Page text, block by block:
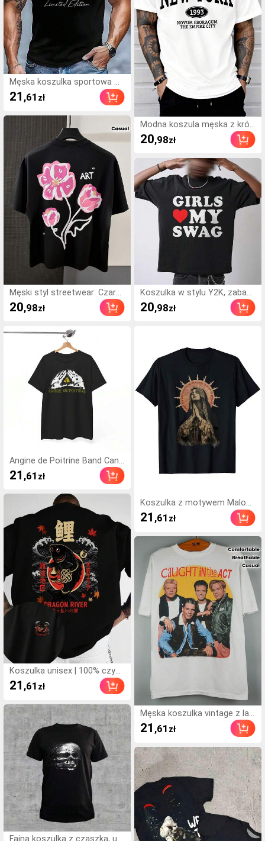
Męska koszulka sportowa w
stylu casual, limitowana edyc
ja vintage z 1976 roku – z kla
ykonanym techniką termotra
nsferu, idealna na letnie codz
ienne stylizacje, ekskluzywna
na tematyczne wydarzenia, p
rzedmiot kolekcjonerski, 10
0% bawełna.
21 ,61 zł
Męski styl streetwear: Czarn
a krótki T-shirt z kwiatowym
nadrukiem z pianki. Nadaje si
zyczne na świeżym powietrz
u, odzież rekreacyjną, spotka
nia z przyjaciółmi jako prezen
20,98zł
Angine de Poitrine Band Cana
da Quebec Duo Sherpa Mantr
a Rock Experimental Shirtsof
idealne na prezent, wysyłka z
lokalnego magazynu.
21 ,61 zł
Koszulka unisex | 100% czyst
a bawełna | Krótkie rękawy dl
a mężczyzn i kobiet | Koszulk
nna, letnia, jesienna i zimowa
| Na górze | Drukowany wzór |
Prezenty świąteczne, artykuł
y promocyjne | Styl uliczny, lu
źny krój, odzież męska, styl a
nioła, styl renesansowy, nadr
uk z przodu, męska koszulka
z krótkim rękawem, styl Y2K,
męska luźna koszula, rozmia
ry S-3XL, letnie topy, 100% ba
wełna. Koszulki męskie i dam
skie, letnia, uniwersalna kosz
ulka 2026 z modnym nadrukie
21 ,61 zł
Fajna koszulka z czaszką, uni
Modna koszula męska z krót
kim rękawem i nadrukiem
20,98zł
Koszulka w stylu Y2K, zabaw
na koszulka z grafiką, koszul
ka z żartem "Dziewczyny uwi
K, realizacja zamówień z loka
lneg
20,98zł
Koszulka z motywem Malow
anej Madonny – Modlitwa i Wi
ara | Męska koszulka z krótki
em, w stylu casual streetwea
r, z nadrukiem o tematyce reli
gijnej, odpowiednia na każdą
porę roku, wykonana z czyst
ego materiału dla wygodnego
noszenia.
21 ,61 zł
Męska koszulka vintage z lat
90. "Caught In The Act" - Retr
o koszulka koncertowa, mięk
m czerwonym napisem i kult
owym nadrukiem logo, wygod
na koszulka z krótkim rękawe
m na koncerty i do noszenia
na co dzień.
21 ,61 zł